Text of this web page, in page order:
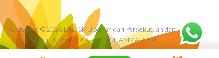
Copyright © 2026 LAZISMU bagian dari Persekutuan dan
Perkumpulan PERSYARIKATAN MUHAMMADIYAH